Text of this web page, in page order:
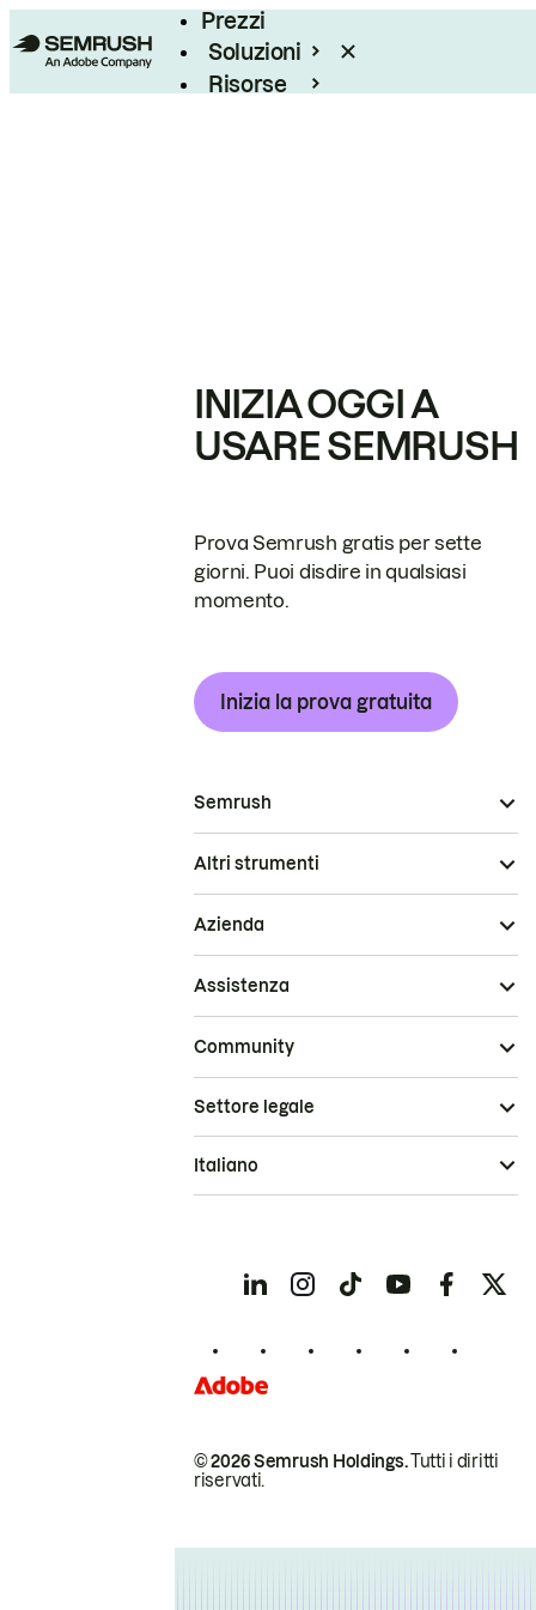
Prezzi
Soluzioni
Risorse
INIZIA OGGI A
USARE SEMRUSH
Prova Semrush gratis per sette
giorni. Puoi disdire in qualsiasi
momento.
Inizia la prova gratuita
Semrush
Altri strumenti
Azienda
Assistenza
Community
© 2026 Semrush Holdings.Tutti i diritti
riservati.
Settore legale
Italiano